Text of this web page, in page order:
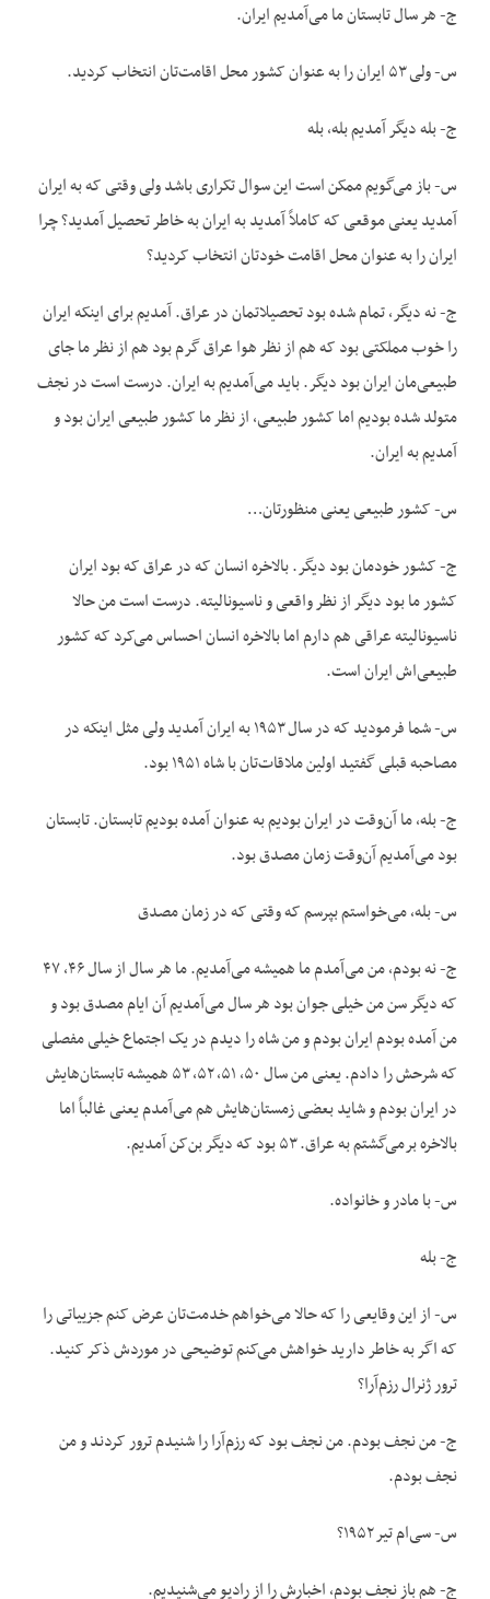
ج- هر سال تابستان ما می‌آمدیم ایران.
س- ولی ۵۳ ایران را به عنوان کشور محل اقامت‌تان انتخاب کردید.
ج- بله دیگر آمدیم بله، بله
س- باز می‌گویم ممکن است این سوال تکراری باشد ولی وقتی که به ایران
آمدید یعنی موقعی که کاملاً آمدید به ایران به خاطر تحصیل آمدید؟ چرا
ایران را به عنوان محل اقامت خودتان انتخاب کردید؟
ج- نه دیگر، تمام شده بود تحصیلاتمان در عراق. آمدیم برای اینکه ایران
را خوب مملکتی بود که هم از نظر هوا عراق گرم بود هم از نظر ما جای
طبیعی‌مان ایران بود دیگر. باید می‌آمدیم به ایران. درست است در نجف
متولد شده بودیم اما کشور طبیعی، از نظر ما کشور طبیعی ایران بود و
آمدیم به ایران.
س- کشور طبیعی یعنی منظورتان…
ج- کشور خودمان بود دیگر. بالاخره انسان که در عراق که بود ایران
کشور ما بود دیگر از نظر واقعی و ناسیونالیته. درست است من حالا
ناسیونالیته عراقی هم دارم اما بالاخره انسان احساس می‌کرد که کشور
طبیعی‌اش ایران است.
س- شما فرمودید که در سال ۱۹۵۳ به ایران آمدید ولی مثل اینکه در
مصاحبه‌ قبلی گفتید اولین ملاقات‌تان با شاه ۱۹۵۱ بود.
ج- بله، ما آن‌وقت در ایران بودیم به عنوان آمده بودیم تابستان. تابستان
بود می‌آمدیم آن‌وقت زمان مصدق بود.
س- بله، می‌خواستم بپرسم که وقتی که در زمان مصدق
ج- نه بودم، من می‌آمدم ما همیشه می‌آمدیم. ما هر سال از سال ۴۶، ۴۷
که دیگر سن من خیلی جوان بود هر سال می‌آمدیم آن ایام مصدق بود و
من آمده بودم ایران بودم و من شاه را دیدم در یک اجتماع خیلی مفصلی
که شرحش را دادم. یعنی من سال ۵۰، ۵۱، ۵۲، ۵۳ همیشه تابستان‌‌هایش
در ایران بودم و شاید بعضی‌ زمستان‌هایش هم می‌آمدم یعنی غالباً اما
بالاخره برمی‌گشتم به عراق. ۵۳ بود که دیگر بن‌کن آمدیم.
س- با مادر و خانواده.
ج- بله
س- از این وقایعی را که حالا می‌خواهم خدمت‌تان عرض کنم جزییاتی را
که اگر به خاطر دارید خواهش می‌کنم توضیحی در موردش ذکر کنید.
ترور ژنرال رزم‌آرا؟
ج- من نجف بودم. من نجف بود که رزم‌آرا را شنیدم ترور کردند و من
نجف بودم.
س- سی‌ام تیر ۱۹۵۲؟
ج- هم باز نجف بودم، اخبارش را از رادیو می‌شنیدیم.